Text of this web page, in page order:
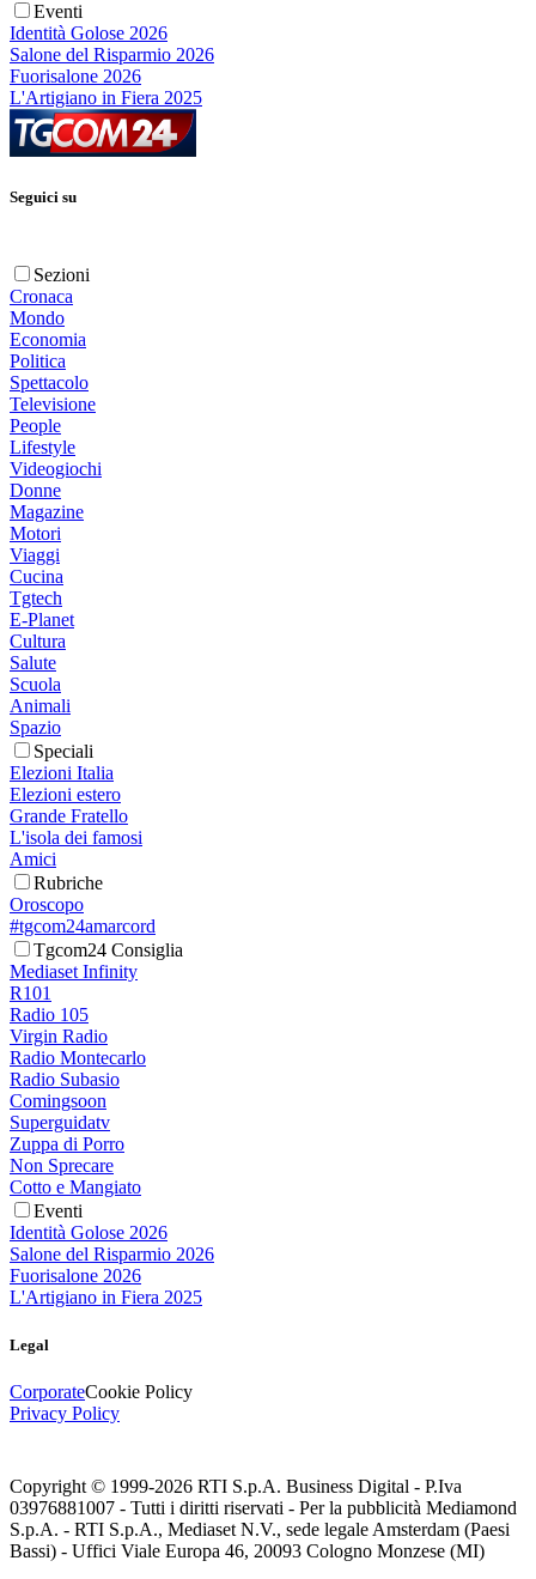
Eventi
Identità Golose 2026
Salone del Risparmio 2026
Fuorisalone 2026
L'Artigiano in Fiera 2025
Seguici su
Sezioni
Cronaca
Mondo
Economia
Politica
Spettacolo
Televisione
People
Lifestyle
Videogiochi
Donne
Magazine
Motori
Viaggi
Cucina
Tgtech
E-Planet
Cultura
Salute
Scuola
Animali
Spazio
Speciali
Elezioni Italia
Elezioni estero
Grande Fratello
L'isola dei famosi
Amici
Rubriche
Oroscopo
#tgcom24amarcord
Tgcom24 Consiglia
Mediaset Infinity
R101
Radio 105
Virgin Radio
Radio Montecarlo
Radio Subasio
Comingsoon
Superguidatv
Zuppa di Porro
Non Sprecare
Cotto e Mangiato
Eventi
Identità Golose 2026
Salone del Risparmio 2026
Fuorisalone 2026
L'Artigiano in Fiera 2025
Legal
CorporateCookie Policy
Privacy Policy
Copyright © 1999-2026 RTI S.p.A. Business Digital - P.Iva
03976881007 - Tutti i diritti riservati - Per la pubblicità Mediamond
S.p.A. - RTI S.p.A., Mediaset N.V., sede legale Amsterdam (Paesi
Bassi) - Uffici Viale Europa 46, 20093 Cologno Monzese (MI)